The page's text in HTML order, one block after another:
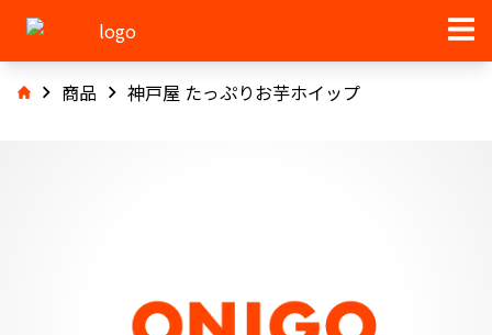
商品 神戸屋 たっぷりお芋ホイップ